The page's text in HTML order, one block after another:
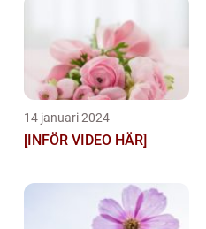
14 januari 2024
[INFÖR VIDEO HÄR]